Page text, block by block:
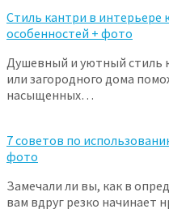
Стиль кантри в интерьере
особенностей + фото
Душевный и уютный стиль
или загородного дома
насыщенных…
7 советов по
фото
Замечали ли вы, как в
вам вдруг резко начинает